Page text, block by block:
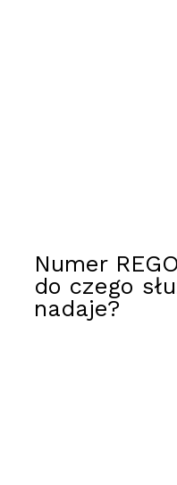
Numer
do czego
nadaje?